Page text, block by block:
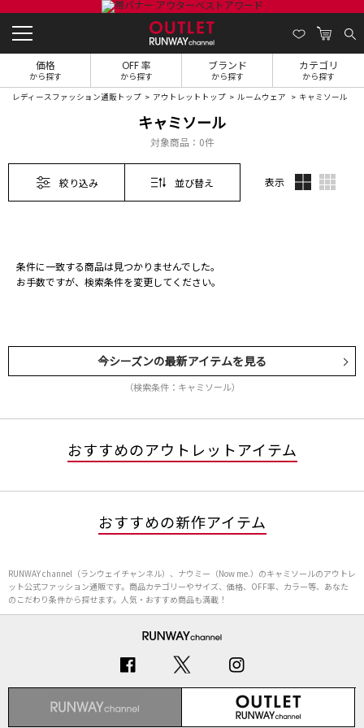
価格
から探す
OFF 率
から探す
ブランド
から探す
カテゴリ
から探す
レディースファッション通販トップ アウトレットトップ ルームウェア キャミソール
キャミソール
対象商品： 0件
絞り込み 並び替え 表示
条件に一致する商品は見つかりませんでした。
お手数ですが、検索条件を変更してください。
今シーズンの最新アイテムを見る
（検索条件：キャミソール）
おすすめのアウトレットアイテム
おすすめの新作アイテム
RUNWAY channel（ランウェイチャンネル）、ナウミー（Now me.）のキャミソールのアウトレ
ット公式ファッション通販です。商品カテゴリーやサイズ、価格、OFF率、カラー等、あなた
のこだわり条件から探せます。人気・おすすめ商品も満載！